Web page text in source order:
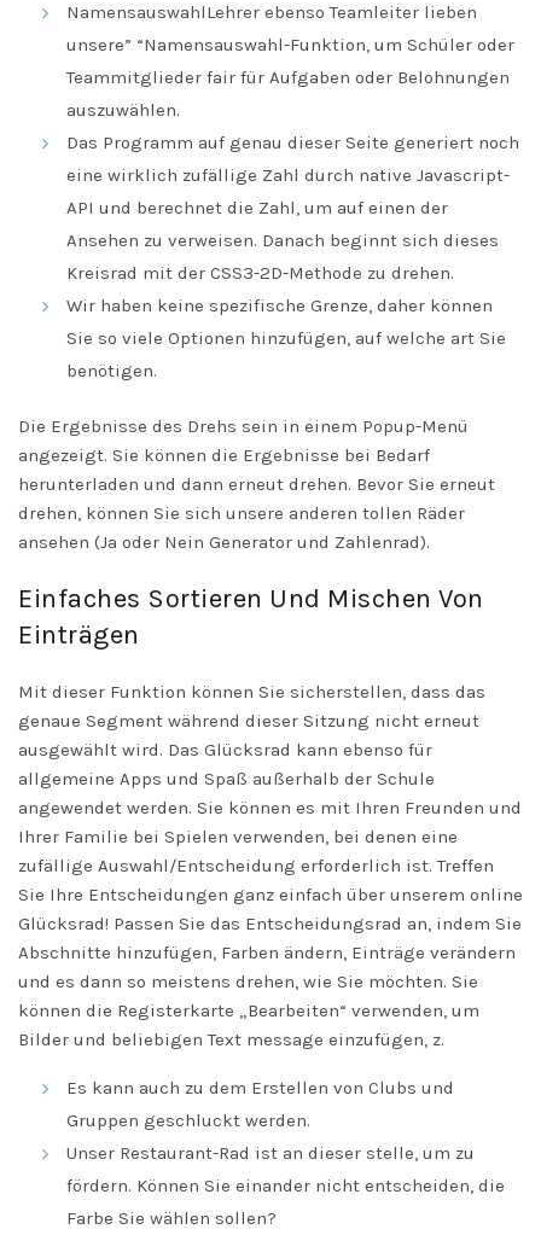
NamensauswahlLehrer ebenso Teamleiter lieben
unsere” “Namensauswahl-Funktion, um Schüler oder
Teammitglieder fair für Aufgaben oder Belohnungen
auszuwählen.
Das Programm auf genau dieser Seite generiert noch
eine wirklich zufällige Zahl durch native Javascript-
API und berechnet die Zahl, um auf einen der
Ansehen zu verweisen. Danach beginnt sich dieses
Kreisrad mit der CSS3-2D-Methode zu drehen.
Wir haben keine spezifische Grenze, daher können
Sie so viele Optionen hinzufügen, auf welche art Sie
benötigen.
Die Ergebnisse des Drehs sein in einem Popup-Menü
angezeigt. Sie können die Ergebnisse bei Bedarf
herunterladen und dann erneut drehen. Bevor Sie erneut
drehen, können Sie sich unsere anderen tollen Räder
ansehen (Ja oder Nein Generator und Zahlenrad).
Einfaches Sortieren Und Mischen Von
Einträgen
Mit dieser Funktion können Sie sicherstellen, dass das
genaue Segment während dieser Sitzung nicht erneut
ausgewählt wird. Das Glücksrad kann ebenso für
allgemeine Apps und Spaß außerhalb der Schule
angewendet werden. Sie können es mit Ihren Freunden und
Ihrer Familie bei Spielen verwenden, bei denen eine
zufällige Auswahl/Entscheidung erforderlich ist. Treffen
Sie Ihre Entscheidungen ganz einfach über unserem online
Glücksrad! Passen Sie das Entscheidungsrad an, indem Sie
Abschnitte hinzufügen, Farben ändern, Einträge verändern
und es dann so meistens drehen, wie Sie möchten. Sie
können die Registerkarte „Bearbeiten“ verwenden, um
Bilder und beliebigen Text message einzufügen, z.
Es kann auch zu dem Erstellen von Clubs und
Gruppen geschluckt werden.
Unser Restaurant-Rad ist an dieser stelle, um zu
fördern. Können Sie einander nicht entscheiden, die
Farbe Sie wählen sollen?